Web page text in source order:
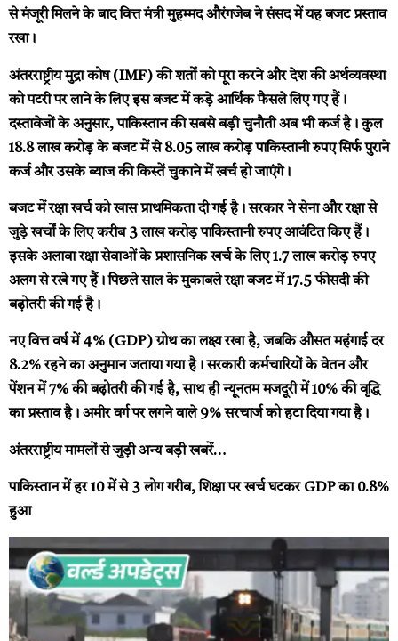
से मंजूरी मिलने के बाद वित्त मंत्री मुहम्मद औरंगजेब ने संसद में यह बजट प्रस्ताव
रखा।
अंतरराष्ट्रीय मुद्रा कोष (IMF) की शर्तों को पूरा करने और देश की अर्थव्यवस्था
को पटरी पर लाने के लिए इस बजट में कड़े आर्थिक फैसले लिए गए हैं।
दस्तावेजों के अनुसार, पाकिस्तान की सबसे बड़ी चुनौती अब भी कर्ज है। कुल
18.8 लाख करोड़ के बजट में से 8.05 लाख करोड़ पाकिस्तानी रुपए सिर्फ पुराने
कर्ज और उसके ब्याज की किस्तें चुकाने में खर्च हो जाएंगे।
बजट में रक्षा खर्च को खास प्राथमिकता दी गई है। सरकार ने सेना और रक्षा से
जुड़े खर्चों के लिए करीब 3 लाख करोड़ पाकिस्तानी रुपए आवंटित किए हैं।
इसके अलावा रक्षा सेवाओं के प्रशासनिक खर्च के लिए 1.7 लाख करोड़ रुपए
अलग से रखे गए हैं। पिछले साल के मुकाबले रक्षा बजट में 17.5 फीसदी की
बढ़ोतरी की गई है।
नए वित्त वर्ष में 4% (GDP) ग्रोथ का लक्ष्य रखा है, जबकि औसत महंगाई दर
8.2% रहने का अनुमान जताया गया है। सरकारी कर्मचारियों के वेतन और
पेंशन में 7% की बढ़ोतरी की गई है, साथ ही न्यूनतम मजदूरी में 10% की वृद्धि
का प्रस्ताव है। अमीर वर्ग पर लगने वाले 9% सरचार्ज को हटा दिया गया है।
अंतरराष्ट्रीय मामलों से जुड़ी अन्य बड़ी खबरें…
पाकिस्तान में हर 10 में से 3 लोग गरीब, शिक्षा पर खर्च घटकर GDP का 0.8%
हुआ